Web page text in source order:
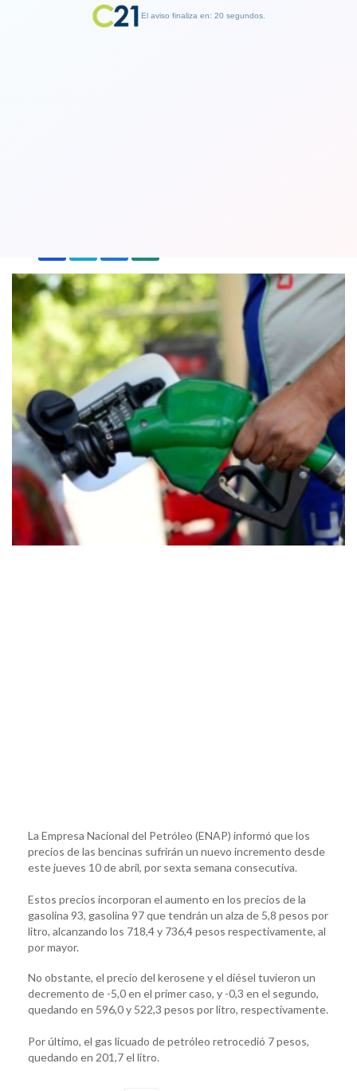
La Empresa Nacional del Petróleo (ENAP) informó que los
precios de las bencinas sufrirán un nuevo incremento desde
este jueves 10 de abril, por sexta semana consecutiva.
Estos precios incorporan el aumento en los precios de la
gasolina 93, gasolina 97 que tendrán un alza de 5,8 pesos por
litro, alcanzando los 718,4 y 736,4 pesos respectivamente, al
por mayor.
No obstante, el precio del kerosene y el diésel tuvieron un
decremento de -5,0 en el primer caso, y -0,3 en el segundo,
quedando en 596,0 y 522,3 pesos por litro, respectivamente.
Por último, el gas licuado de petróleo retrocedió 7 pesos,
quedando en 201,7 el litro.
El aviso finaliza en: 19 segundos.